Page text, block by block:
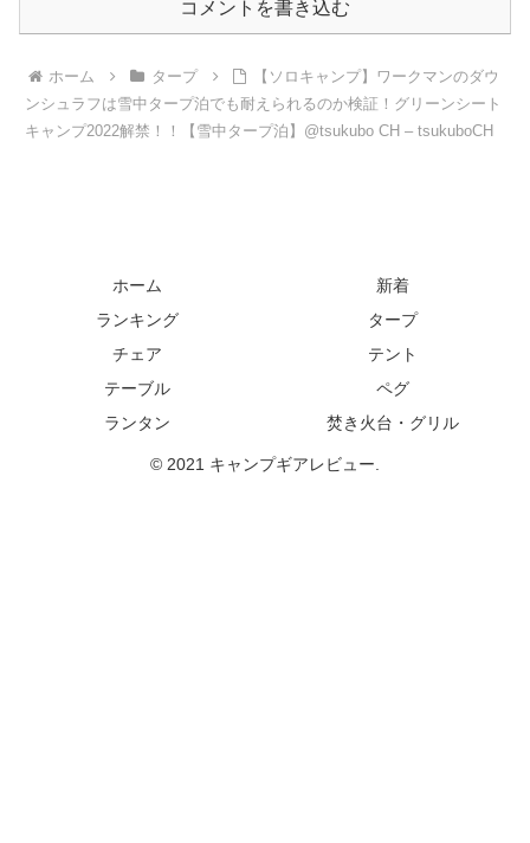
コメントを書き込む
ホーム タープ
【ソロキャンプ】ワークマンのダウ
ンシュラフは雪中タープ泊でも耐えられるのか検証！グリーンシート
キャンプ2022解禁！！【雪中タープ泊】@tsukubo CH – tsukuboCH
ホーム
新着
ランキング
タープ
チェア
テント
テーブル
ペグ
ランタン
焚き火台・グリル
© 2021 キャンプギアレビュー.